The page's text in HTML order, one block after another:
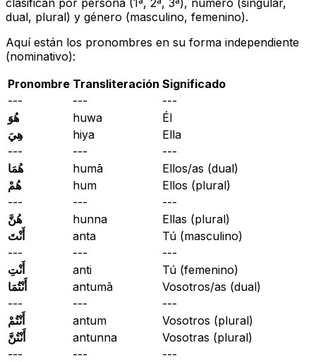
dual, plural) y género (masculino, femenino).
Aquí están los pronombres en su forma independiente
(nominativo):
Pronombre Transliteración Significado
---
---
---
هُوَ
huwa
Él
هِيَ
hiya
Ella
---
---
---
هُمَا
humā
Ellos/as (dual)
هُمْ
hum
Ellos (plural)
---
---
---
هُنَّ
hunna
Ellas (plural)
أَنْتَ
anta
Tú (masculino)
---
---
---
أَنْتِ
anti
Tú (femenino)
أَنْتُمَا
antumā
Vosotros/as (dual)
---
---
---
أَنْتُمْ
antum
Vosotros (plural)
أَنْتُنَّ
antunna
Vosotras (plural)
---
---
---